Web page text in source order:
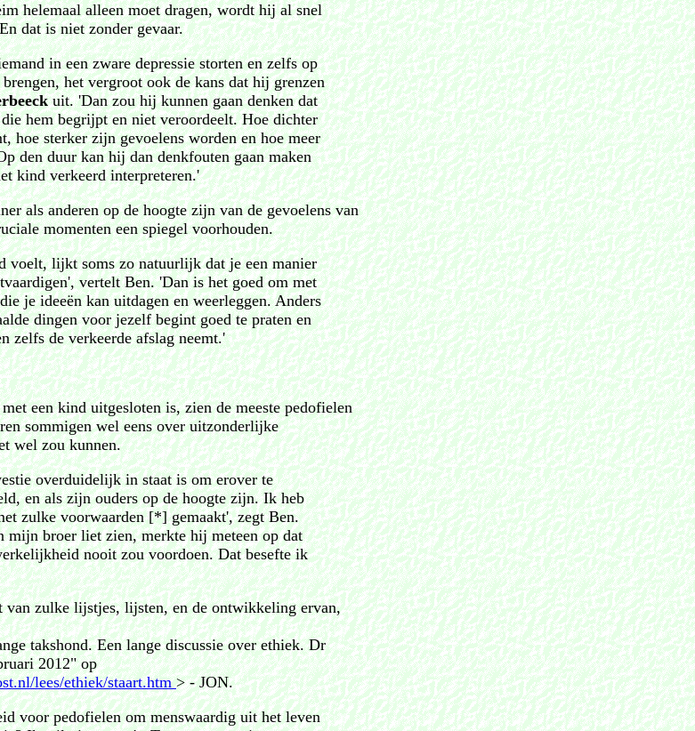
helemaal alleen moet dragen, wordt hij al snel
dat is niet zonder gevaar.
in een zware depressie storten en zelfs op
het vergroot ook de kans dat hij grenzen
uit. 'Dan zou hij kunnen gaan denken dat
hem begrijpt en niet veroordeelt. Hoe dichter
hoe sterker zijn gevoelens worden en hoe meer
den duur kan hij dan denkfouten gaan maken
kind verkeerd interpreteren.'
als anderen op de hoogte zijn van de gevoelens van
momenten een spiegel voorhouden.
voelt, lijkt soms zo natuurlijk dat je een manier
vertelt Ben. 'Dan is het goed om met
je ideeën kan uitdagen en weerleggen. Anders
dingen voor jezelf begint goed te praten en
zelfs de verkeerde afslag neemt.'
een kind uitgesloten is, zien de meeste pedofielen
sommigen wel eens over uitzonderlijke
wel zou kunnen.
overduidelijk in staat is om erover te
en als zijn ouders op de hoogte zijn. Ik heb
zulke voorwaarden [*] gemaakt', zegt Ben.
mijn broer liet zien, merkte hij meteen op dat
nooit zou voordoen. Dat besefte ik
van zulke lijstjes, lijsten, en de ontwikkeling ervan,
takshond. Een lange discussie over ethiek. Dr
2012" op
lees/ethiek/staart.htm> - JON.
voor pedofielen om menswaardig uit het leven